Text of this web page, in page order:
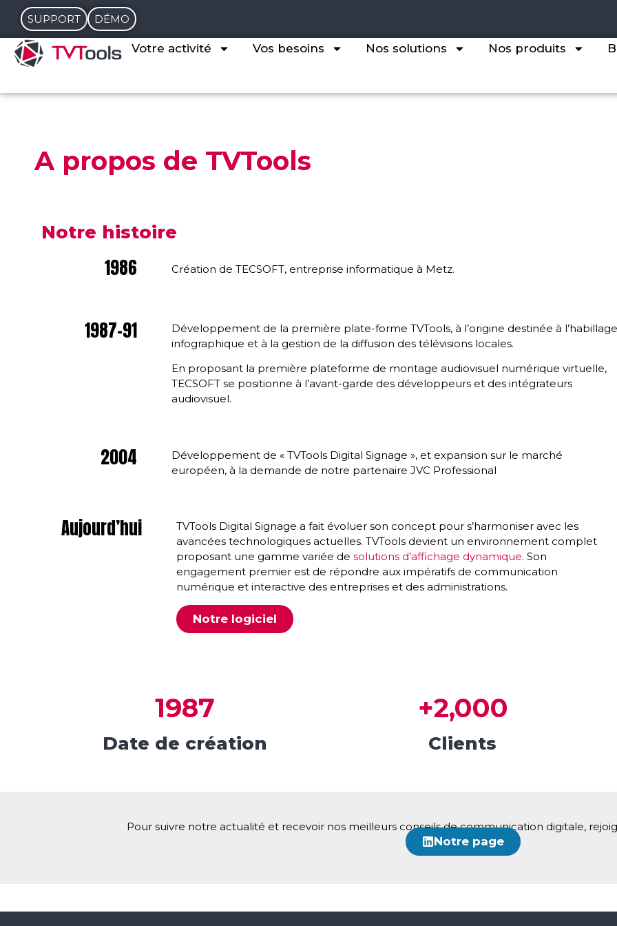
SUPPORT DÉMO
Votre activité Vos besoins Nos solutions Nos produits
A propos de TVTools
Notre histoire
1986 Création de TECSOFT, entreprise informatique à Metz.
1987-91
Développement de la première plate-forme TVTools, à l’origine destinée à l’habillage
infographique et à la gestion de la diffusion des télévisions locales.
En proposant la première plateforme de montage audiovisuel numérique virtuelle,
TECSOFT se positionne à l’avant-garde des développeurs et des intégrateurs
audiovisuel.
2004
Développement de « TVTools Digital Signage », et expansion sur le marché
européen, à la demande de notre partenaire JVC Professional
Aujourd’hui
TVTools Digital Signage a fait évoluer son concept pour s’harmoniser avec les
avancées technologiques actuelles. TVTools devient un environnement complet
proposant une gamme variée de solutions d’affichage dynamique. Son
engagement premier est de répondre aux impératifs de communication
numérique et interactive des entreprises et des administrations.
Notre logiciel
Date de création
1987
Clients
+2,000
Pour suivre notre actualité et recevoir nos meilleurs conseils de communication digitale,
Notre page